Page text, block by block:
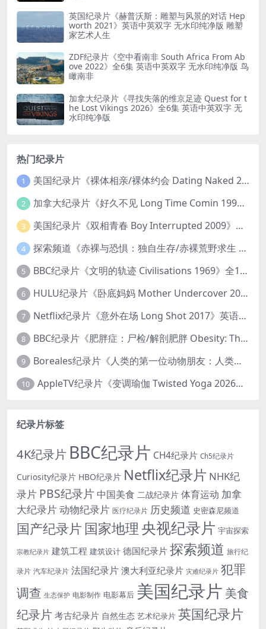
英国纪录片《赫普沃斯：雕塑与风景的对话 Hep
worth 2021》英语中英双字 无水印纯净版 雕塑
家艺术人生
ZDF纪录片《空中看南非 South Africa From Ab
ove 2022》全6集 英语中英双字 无水印纯净版 鸟
瞰南非
加拿大纪录片《寻找失落的维京足迹 Quest for t
he Lost Vikings 2026》全6集 英语中英双字 无
水印纯净版
热门纪录片
1 美国纪录片《裸体相亲/裸体约会 Dating Naked 2014-2016》第1-3季全33集 英语中英双字 无水印纯净版 1080P/MKV/85.6G 裸体相亲真人秀
2 加拿大纪录片《好久不见 Long Time Comin 1993》英语中英双字 官方纯净版 1080P/MKV/1G 女同性艺术家
3 美国纪录片《双相青春 Boy Interrupted 2009》英语中英双字 官方纯净版 1080P/MKV/1.43G 青少年躁郁症
4 探索频道《赤裸与恐惧：独自生存/赤裸荒野求生 Naked and Afraid: Solo 2023》第一季全8集 英语中英双字 官方纯净版 高码1080P/MKV/45.4G
5 BBC纪录片《文明的轨迹 Civilisations 1969》全13集 英语中英双字 高清收藏版 1080P/MKV/64.1G 西方艺术史话
6 HULU纪录片《卧底妈妈 Mother Undercover 2023》全4集 英语中英双字 官方纯净版 1080P/MKV/7.6G 拯救孩子
7 Netflix纪录片《意外在场 Long Shot 2017》英语中字 720P/NKV/1.06GB 美国谋杀误判案件
8 BBC纪录片《肥胖症：尸检/解剖肥胖 Obesity: The Post Mortem 2016》英语中英双字 无水印纯净版 1080P/MKV/1.03G
9 Boreales纪录片《人类的第一位动物朋友：人类和狗的神奇故事 Man’s First Friend 2018》英语中英双字 1080P/MP4/1.8G 狗的神奇故事
10 AppleTV纪录片《变调瑜伽 Twisted Yoga 2026》全3集 英语中英双字 无水印纯净版 1080P/MKV/10G 瑜伽大师背后的真相
纪录片标签
4K纪录片 BBC纪录片 CH4纪录片 Ch5纪录片
Curiosity纪录片 HBO纪录片 Netflix纪录片 NHK纪
录片 PBS纪录片 中国美食 二战纪录片 体育运动 加拿
大纪录片动物纪录片 医疗纪录片 历史频道 史密森尼频道
国产纪录片 国家地理 央视纪录片 宇宙探索
宗教纪录片 建筑工程 建筑设计 德国纪录片 探索频道 旅行纪
录片 汽车纪录片 法国纪录片 澳大利亚纪录片 灾难纪录片 犯罪
调查 生态保护 电影制作 电影幕后 美国纪录片 美食
纪录片考古纪录片 自然生态 艺术纪录片 英国纪录片